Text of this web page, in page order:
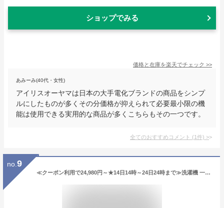
ショップでみる
価格と在庫を楽天でチェック >>
あみーみ(40代・女性)
アイリスオーヤマは日本の大手電化ブランドの商品をシンプ
ルにしたものが多くその分価格が抑えられて必要最小限の機
能は使用できる実用的な商品が多くこちらもその一つです。
全てのおすすめコメント (1件) >
no. 9
≪クーポン利用で24,980円～★14日14時～24日24時まで≫洗濯機 一人暮らし 5kg アイリスオーヤマ 新生活 小型 全自動 IAW-T504 ひとり暮らし 小型 洗濯 せんたく 洗濯物 全自動 送風乾燥 きれい キレイ 引越し 単身 すすぎ 部屋干し 簡易乾燥 [KT]